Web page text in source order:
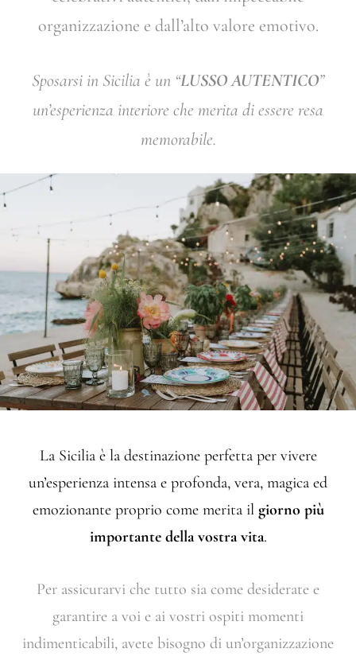
organizzazione e dall’alto valore emotivo.
Sposarsi in Sicilia è un “LUSSO AUTENTICO”
un’esperienza interiore che merita di essere resa
memorabile.
La Sicilia è la destinazione perfetta per vivere
un’esperienza intensa e profonda, vera, magica ed
emozionante proprio come merita il giorno più
importante della vostra vita.
Per assicurarvi che tutto sia come desiderate e
garantire a voi e ai vostri ospiti momenti
indimenticabili, avete bisogno di un’organizzazione